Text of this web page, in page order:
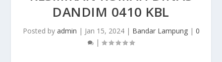
DANDIM 0410 KBL
Posted by admin | Jan 15, 2024| Bandar Lampung| 0
|